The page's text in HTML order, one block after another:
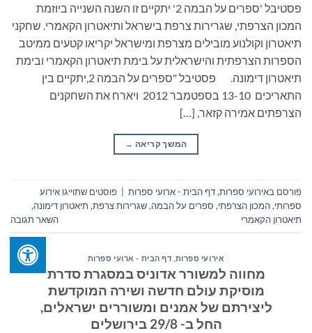
פסטיבל 'ספרים על הבמה 2' יתקיים זו השנה השנייה ביוזמת
המכון הצרפתי, שגרירות צרפת בישראל ותיאטרון הקאמרי. שחקני
תיאטרון וקולנוע מובילים מצרפת ומישראל יקריאו קטעים ממיטב
הספרות הצרפתית והישראלית על בימת תיאטרון הקאמרי ובימת
תיאטרון דימונה. פסטיבל "ספרים על הבמה 2,יתקיים בין
התאריכים 13-10 בספטמבר 2012 ויארח את השחקנים
הצרפתים אמירה קזאר, […]
המשך קריאה →
פורסם באירועי ספרות,דף הבית - ארועי ספרות פוסטים שתוייגו אירוע
ספרותי,המכון הצרפתי, ספרים על הבמה,שגרירות צרפת, תיאטרון דימונה,
תיאטרון הקאמרי
השאר תגובה
אירועי ספרות דף הבית - ארועי ספרות
מחווה למשורר אדוניס במסגרת סדרת
מוסיקת עולם חדשה ושירה המוקדשת
ליצירתם של אמנים ומשוררים ישראלים,
החל ב- 29/8 בירושלים